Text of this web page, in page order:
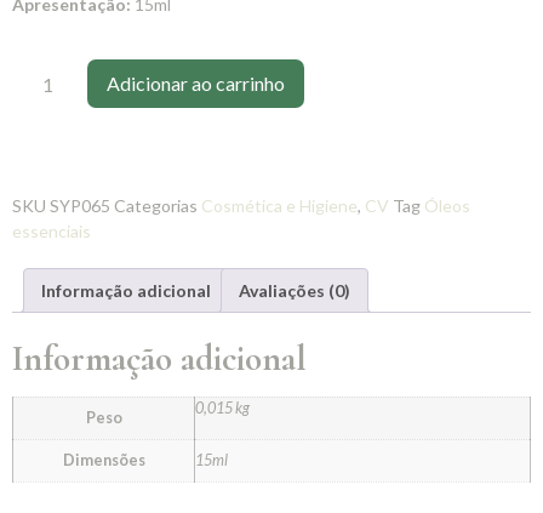
Apresentação: 15ml
Adicionar ao carrinho
SKU SYP065 Categorias Cosmética e Higiene, CV Tag Óleos
essenciais
Informação adicional Avaliações (0)
Informação adicional
Peso
0,015 kg
Dimensões 15ml